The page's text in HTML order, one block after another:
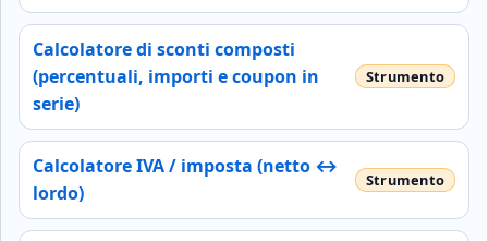
Calcolatore di sconti composti
(percentuali, importi e coupon in
serie)
Calcolatore IVA / imposta (netto ↔
lordo)